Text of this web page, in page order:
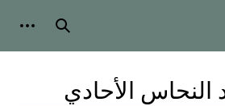
بحث
النحاس الأحادي